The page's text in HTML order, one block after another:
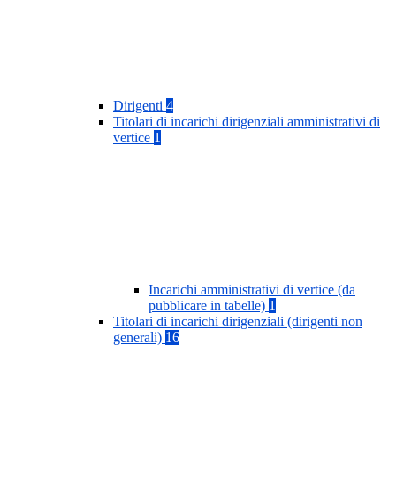
Dirigenti 4
Titolari di incarichi dirigenziali amministrativi di
vertice 1
Incarichi amministrativi di vertice (da
pubblicare in tabelle) 1
Titolari di incarichi dirigenziali (dirigenti non
generali) 16